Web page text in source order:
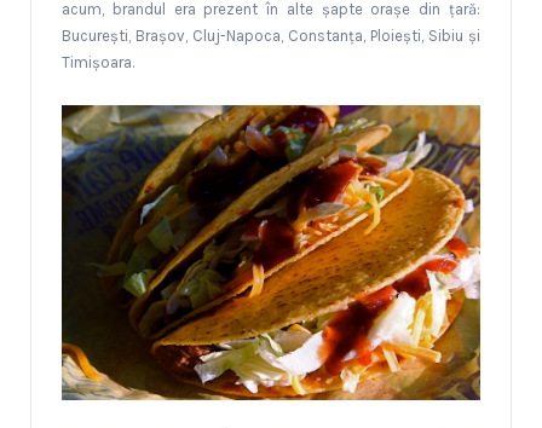
acum, brandul era prezent în alte șapte orașe din țară:
București, Brașov, Cluj-Napoca, Constanța, Ploiești, Sibiu și
Timișoara.